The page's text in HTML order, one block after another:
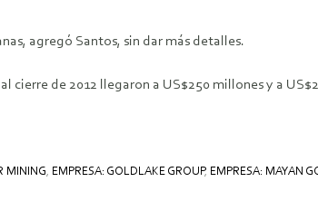
agregó Santos, sin dar más detalles.
cierre de 2012 llegaron a US$250 millones y a
MINING, EMPRESA: GOLDLAKE GROUP, EMPRESA: MAYAN